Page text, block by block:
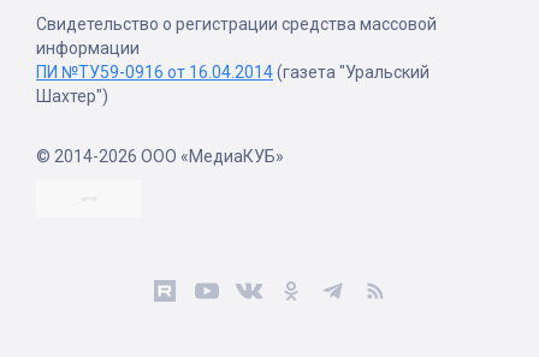
Свидетельство о регистрации средства массовой
информации
ПИ №ТУ59-0916 от 16.04.2014(газета "Уральский
Шахтер")
© 2014-2026 ООО «МедиаКУБ»